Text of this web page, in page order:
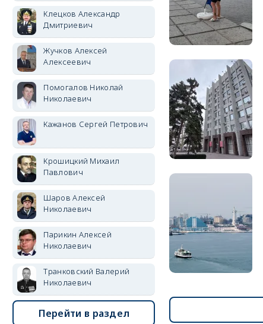
Клецков Александр
Дмитриевич
Жучков Алексей
Алексеевич
Помогалов Николай
Николаевич
Кажанов Сергей Петрович
Крошицкий Михаил
Павлович
Шаров Алексей
Николаевич
Парикин Алексей
Николаевич
Транковский Валерий
Николаевич
Перейти в раздел